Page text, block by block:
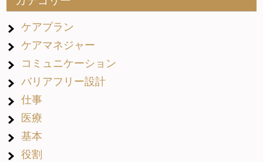
ケアプラン
ケアマネジャー
コミュニケーション
バリアフリー設計
仕事
医療
基本
役割